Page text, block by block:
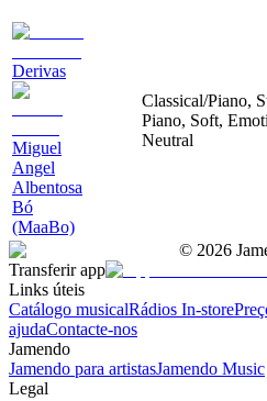
Derivas
Miguel
Angel
Albentosa
Bó
(MaaBo)
Classical/Piano,
Piano, Soft,
Neutral
© 2026
Transferir app
Links úteis
Catálogo musicalRádios In-store
ajudaContacte-nos
Jamendo
Jamendo para artistasJamendo Music
Legal